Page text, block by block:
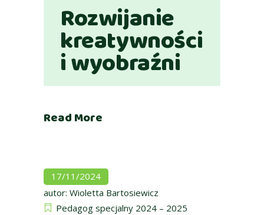
Rozwijanie
kreatywności
i wyobraźni
Read More
17/11/2024
autor: Wioletta Bartosiewicz
Pedagog specjalny 2024 – 2025